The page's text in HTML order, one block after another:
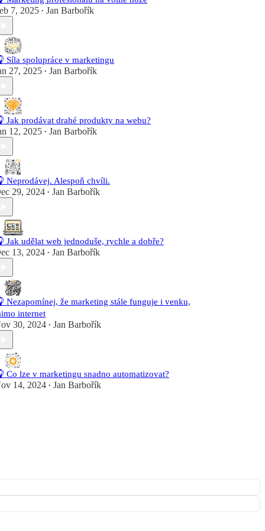
7, 2025 • Jan Barbořík
Síla spolupráce v marketingu
27, 2025 • Jan Barbořík
Jak prodávat drahé produkty na webu?
12, 2025 • Jan Barbořík
Neprodávej. Alespoň chvíli.
29, 2024 • Jan Barbořík
Jak udělat web jednoduše, rychle a dobře?
13, 2024 • Jan Barbořík
Nezapomínej, že marketing stále funguje i venku,
internet
30, 2024 • Jan Barbořík
Co lze v marketingu snadno automatizovat?
14, 2024 • Jan Barbořík